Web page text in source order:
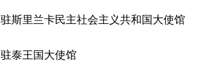
驻斯里兰卡民主社会主义共和国大使馆
驻泰王国大使馆